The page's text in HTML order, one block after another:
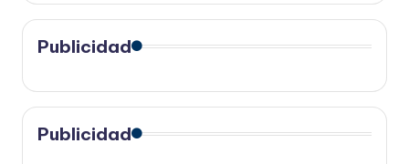
Publicidad
Publicidad